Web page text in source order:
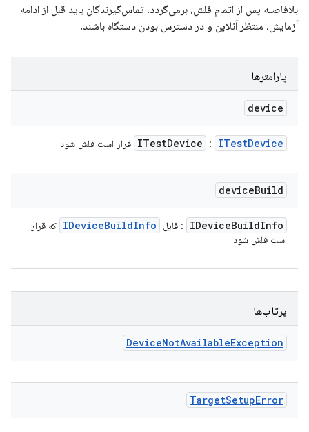
بلافاصله پس از اتمام فلش، برمی‌گردد. تماس‌گیرندگان باید قبل از ادامه
آزمایش، منتظر آنلاین و در دسترس بودن دستگاه باشند.
پارامترها
device
ITestDevice : ITestDevice قرار است فلش شود
deviceBuild
IDeviceBuildInfo : فایل IDeviceBuildInfo
که قرار
است فلش شود
پرتاب‌ها
DeviceNotAvailableException
TargetSetupError